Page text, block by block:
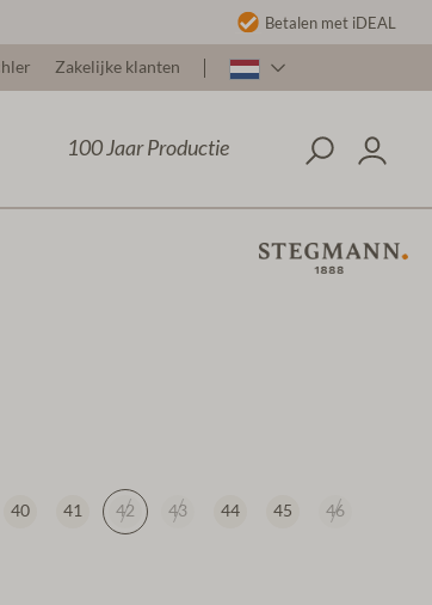
Betalen met iDEAL
Zakelijke klanten
100 Jaar Productie
40 41 42 43 44 45 46